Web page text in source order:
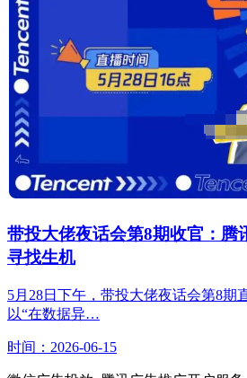
带投大佬夜话会第8期收官：腾
寻找生机
5月28日下午，带投大佬夜话会第8期
以“在数据异…
时间：2026-06-15